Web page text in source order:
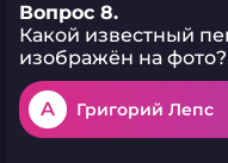
Вопрос 8.
Какой известный
изображён на фото?
A Григорий Лепс